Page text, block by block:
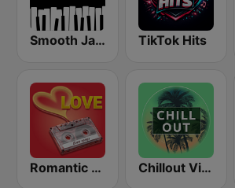
Smooth Jazz - Groov TikTok Hits
Romantic Vibes Chillout Vibes